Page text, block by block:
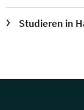
Studieren in